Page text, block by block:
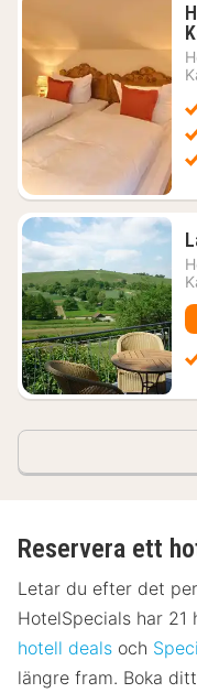
Reservera ett
Letar du efter det
HotelSpecials har 21
hotell deals och
längre fram. Boka